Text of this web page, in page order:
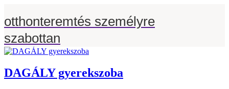
otthonteremtés személyre
szabottan
DAGÁLY gyerekszoba